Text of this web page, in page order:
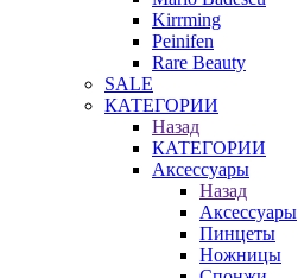
Kirrming
Peinifen
Rare Beauty
SALE
КАТЕГОРИИ
Назад
КАТЕГОРИИ
Аксессуары
Назад
Аксессуары
Пинцеты
Ножницы